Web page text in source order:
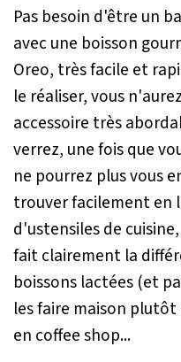
Pas besoin d'être un
avec une boisson
Oreo, très facile et
le réaliser, vous
accessoire très
verrez, une fois que
ne pourrez plus vous
trouver facilement en
d'ustensiles de
fait clairement la
boissons lactées (et
les faire maison
en coffee shop...